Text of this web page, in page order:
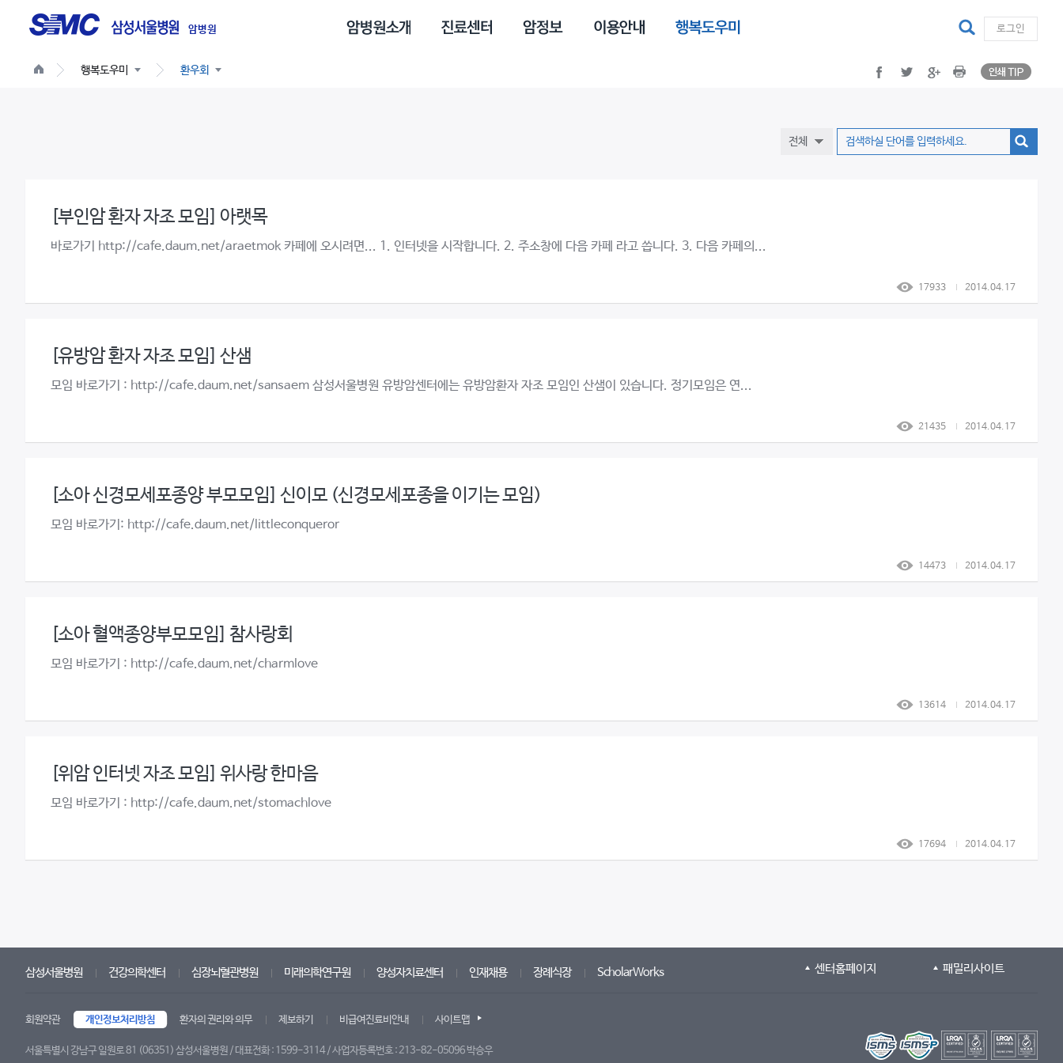
암병원 로그인
행복도우미 환우회 Print
facebook
twitter google plus
전체
[부인암 환자 자조 모임] 아랫목
바로가기 http://cafe.daum.net/araetmok 카페에 오시려면... 1. 인터넷을 시작합니다. 2. 주소창에 다음 카페 라고 씁니다. 3. 다음 카페의...
17933 2014.04.17
[유방암 환자 자조 모임] 산샘
모임 바로가기 : http://cafe.daum.net/sansaem 삼성서울병원 유방암센터에는 유방암환자 자조 모임인 산샘이 있습니다. 정기모임은 연...
21435 2014.04.17
[소아 신경모세포종양 부모모임] 신이모 (신경모세포종을 이기는 모임)
모임 바로가기: http://cafe.daum.net/littleconqueror
14473 2014.04.17
[소아 혈액종양부모모임] 참사랑회
모임 바로가기 : http://cafe.daum.net/charmlove
13614 2014.04.17
[위암 인터넷 자조 모임] 위사랑 한마음
모임 바로가기 : http://cafe.daum.net/stomachlove
17694 2014.04.17
삼성서울병원 건강의학센터 심장뇌혈관병원 미래의학연구원 양성자치료센터 인재채용 장례식장 ScholarWorks 센터홈페이지 패밀리사이트
회원약관 개인정보처리방침 환자의 권리와 의무 제보하기 비급여진료비안내 사이트맵
서울특별시 강남구 일원로 81 (06351) 삼성서울병원 / 대표전화 : 1599-3114 / 사업자등록번호 : 213-82-05096 박승우